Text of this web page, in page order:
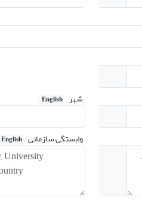
شهر English
وابستگی سازمانی English